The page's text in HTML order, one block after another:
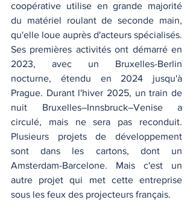
coopérative utilise en grande majorité
du matériel roulant de seconde main,
qu'elle loue auprès d'acteurs spécialisés.
Ses premières activités ont démarré en
2023, avec un Bruxelles-Berlin
nocturne, étendu en 2024 jusqu'à
Prague. Durant l'hiver 2025, un train de
nuit Bruxelles–Innsbruck–Venise a
circulé, mais ne sera pas reconduit.
Plusieurs projets de développement
sont dans les cartons, dont un
Amsterdam-Barcelone. Mais c'est un
autre projet qui met cette entreprise
sous les feux des projecteurs français.